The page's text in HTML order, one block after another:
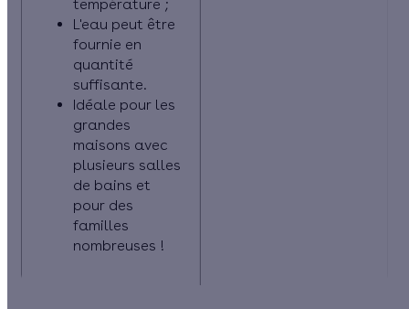
température ;
L'eau peut être
fournie en
quantité
suffisante.
Idéale pour les
grandes
maisons avec
plusieurs salles
de bains et
pour des
familles
nombreuses !